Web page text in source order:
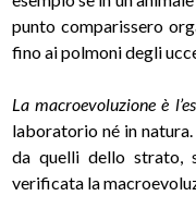
punto comparissero
fino ai polmoni degli
La macroevoluzione è
laboratorio né in
da quelli dello strato,
verificata la